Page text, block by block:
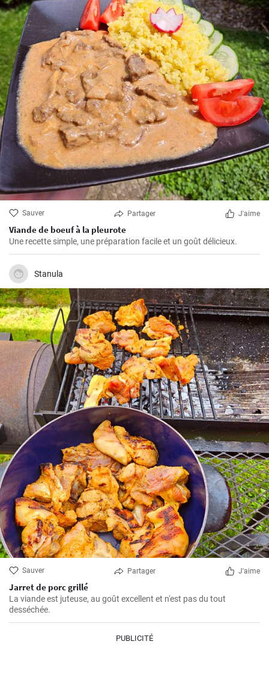
Sauver Partager J'aime
Viande de boeuf à la pleurote
Une recette simple, une préparation facile et un goût délicieux.
Stanula
Sauver Partager J'aime
Jarret de porc grillé
La viande est juteuse, au goût excellent et n'est pas du tout
desséchée.
PUBLICITÉ